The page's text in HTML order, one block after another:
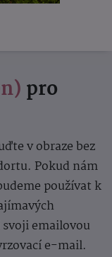
pro
v obraze bez
Pokud nám
používat k
emailovou
e-mail.